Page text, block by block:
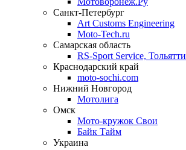
Санкт-Петербург
Art Customs Engineering
Moto-Tech.ru
Самарская область
RS-Sport Service, Тольятти
Краснодарский край
moto-sochi.com
Нижний Новгород
Мотолига
Омск
Мото-кружок Свои
Байк Тайм
Украина